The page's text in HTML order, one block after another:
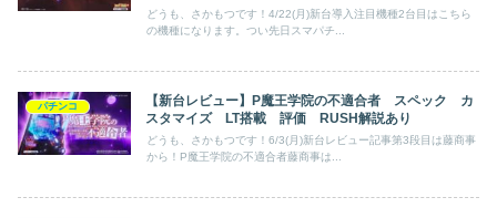
どうも、さかもつです！4/22(月)新台導入注目機種2台目はこちら
の機種になります。つい先日スマパチ...
パチンコ
【新台レビュー】P魔王学院の不適合者 スペック カ
スタマイズ LT搭載 評価 RUSH解説あり
どうも、さかもつです！6/3(月)新台レビュー記事第3段目は藤商事
から！P魔王学院の不適合者藤商事は...